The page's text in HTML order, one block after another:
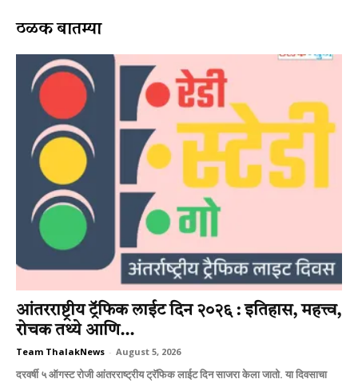
ठळक बातम्या
आंतरराष्ट्रीय ट्रॅफिक लाईट दिन २०२६ : इतिहास, महत्त्व,
रोचक तथ्ये आणि...
Team ThalakNews - August 5, 2026
दरवर्षी ५ ऑगस्ट रोजी आंतरराष्ट्रीय ट्रॅफिक लाईट दिन साजरा केला जातो. या दिवसाचा